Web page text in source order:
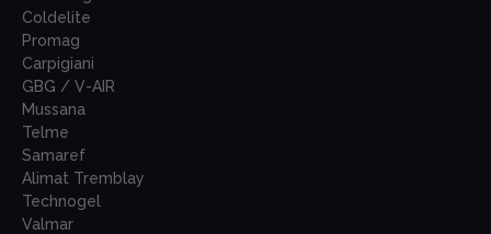
Coldelite
Promag
Carpigiani
GBG / V-AIR
Mussana
Telme
Samaref
Alimat Tremblay
Technogel
Valmar